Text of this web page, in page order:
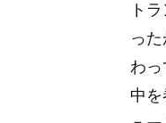
ト
っ
わ
中